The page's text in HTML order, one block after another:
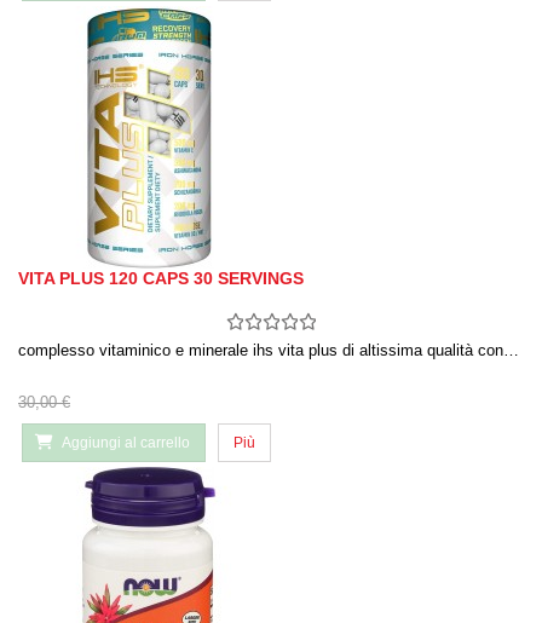
VITA PLUS 120 CAPS 30 SERVINGS
complesso vitaminico e minerale ihs vita plus di altissima qualità con…
30,00 €
Aggiungi al carrello Più